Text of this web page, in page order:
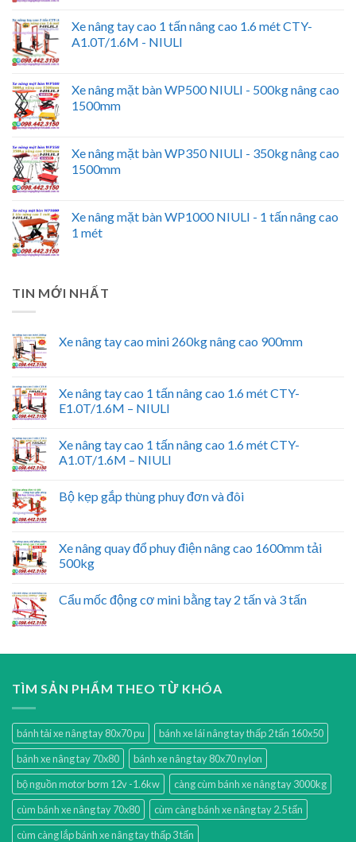
Xe nâng tay cao 1 tấn nâng cao 1.6 mét CTY-
A1.0T/1.6M - NIULI
Xe nâng mặt bàn WP500 NIULI - 500kg nâng cao
1500mm
Xe nâng mặt bàn WP350 NIULI - 350kg nâng cao
1500mm
Xe nâng mặt bàn WP1000 NIULI - 1 tấn nâng cao
1 mét
TIN MỚI NHẤT
Xe nâng tay cao mini 260kg nâng cao 900mm
Xe nâng tay cao 1 tấn nâng cao 1.6 mét CTY-
E1.0T/1.6M – NIULI
Xe nâng tay cao 1 tấn nâng cao 1.6 mét CTY-
A1.0T/1.6M – NIULI
Bộ kẹp gắp thùng phuy đơn và đôi
Xe nâng quay đổ phuy điện nâng cao 1600mm tải
500kg
Cẩu mốc động cơ mini bằng tay 2 tấn và 3 tấn
TÌM SẢN PHẨM THEO TỪ KHÓA
bánh tải xe nâng tay 80x70 pu
bánh xe lái nâng tay thấp 2 tấn 160x50
bánh xe nâng tay 70x80
bánh xe nâng tay 80x70 nylon
bộ nguồn motor bơm 12v -1.6kw
càng cùm bánh xe nâng tay 3000kg
cùm bánh xe nâng tay 70x80
cùm càng bánh xe nâng tay 2.5 tấn
cùm càng lắp bánh xe nâng tay thấp 3 tấn